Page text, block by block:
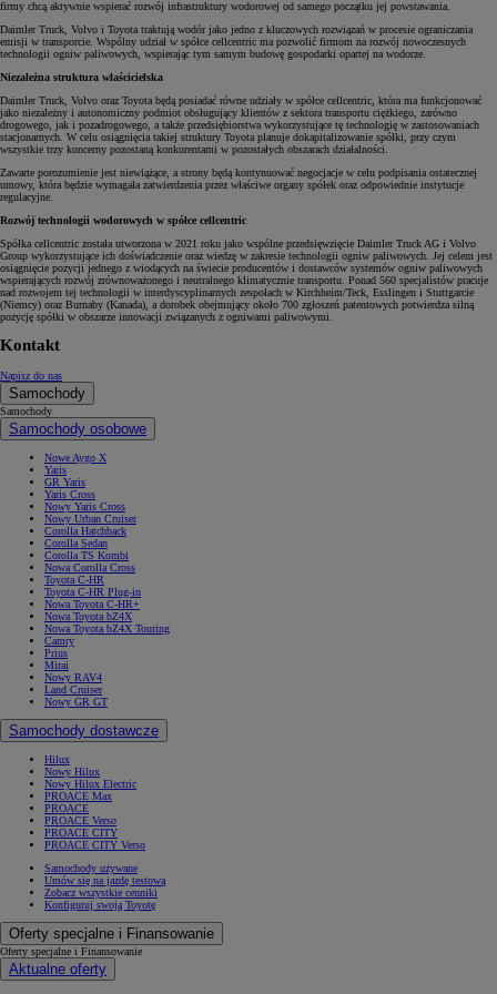
firmy chcą aktywnie wspierać rozwój infrastruktury wodorowej od samego początku jej powstawania.
Daimler Truck, Volvo i Toyota traktują wodór jako jedno z kluczowych rozwiązań w procesie ograniczania
emisji w transporcie. Wspólny udział w spółce cellcentric ma pozwolić firmom na rozwój nowoczesnych
technologii ogniw paliwowych, wspierając tym samym budowę gospodarki opartej na wodorze.
Niezależna struktura właścicielska
Daimler Truck, Volvo oraz Toyota będą posiadać równe udziały w spółce cellcentric, która ma funkcjonować
jako niezależny i autonomiczny podmiot obsługujący klientów z sektora transportu ciężkiego, zarówno
drogowego, jak i pozadrogowego, a także przedsiębiorstwa wykorzystujące tę technologię w zastosowaniach
stacjonarnych. W celu osiągnięcia takiej struktury Toyota planuje dokapitalizowanie spółki, przy czym
wszystkie trzy koncerny pozostaną konkurentami w pozostałych obszarach działalności.
Zawarte porozumienie jest niewiążące, a strony będą kontynuować negocjacje w celu podpisania ostatecznej
umowy, która będzie wymagała zatwierdzenia przez właściwe organy spółek oraz odpowiednie instytucje
regulacyjne.
Rozwój technologii wodorowych w spółce cellcentric
Spółka cellcentric została utworzona w 2021 roku jako wspólne przedsięwzięcie Daimler Truck AG i Volvo
Group wykorzystujące ich doświadczenie oraz wiedzę w zakresie technologii ogniw paliwowych. Jej celem jest
osiągnięcie pozycji jednego z wiodących na świecie producentów i dostawców systemów ogniw paliwowych
wspierających rozwój zrównoważonego i neutralnego klimatycznie transportu. Ponad 560 specjalistów pracuje
nad rozwojem tej technologii w interdyscyplinarnych zespołach w Kirchheim/Teck, Esslingen i Stuttgarcie
(Niemcy) oraz Burnaby (Kanada), a dorobek obejmujący około 700 zgłoszeń patentowych potwierdza silną
pozycję spółki w obszarze innowacji związanych z ogniwami paliwowymi.
Kontakt
Napisz do nas
Samochody
Samochody
Samochody osobowe
Nowe Aygo X
Yaris
GR Yaris
Yaris Cross
Nowy Yaris Cross
Nowy Urban Cruiser
Corolla Hatchback
Corolla Sedan
Corolla TS Kombi
Nowa Corolla Cross
Toyota C-HR
Toyota C-HR Plug-in
Nowa Toyota C-HR+
Nowa Toyota bZ4X
Nowa Toyota bZ4X Touring
Camry
Prius
Mirai
Nowy RAV4
Land Cruiser
Nowy GR GT
Samochody dostawcze
Hilux
Nowy Hilux
Nowy Hilux Electric
PROACE Max
PROACE
PROACE Verso
PROACE CITY
PROACE CITY Verso
Samochody używane
Umów się na jazdę testową
Zobacz wszystkie cenniki
Konfiguruj swoją Toyotę
Oferty specjalne i Finansowanie
Oferty specjalne i Finansowanie
Aktualne oferty